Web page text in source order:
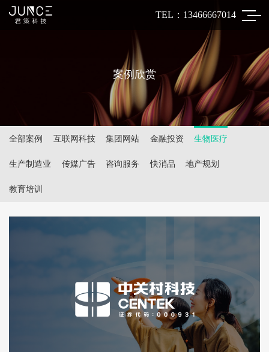
TEL：13466667014
案例欣赏
全部案例 互联网科技 集团网站 金融投资 生物医疗
生产制造业 传媒广告 咨询服务 快消品 地产规划
教育培训